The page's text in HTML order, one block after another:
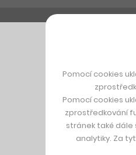
Pomocí cookies
Pomocí cookies
zprostředkování
stránek také dále
analytiky. Za